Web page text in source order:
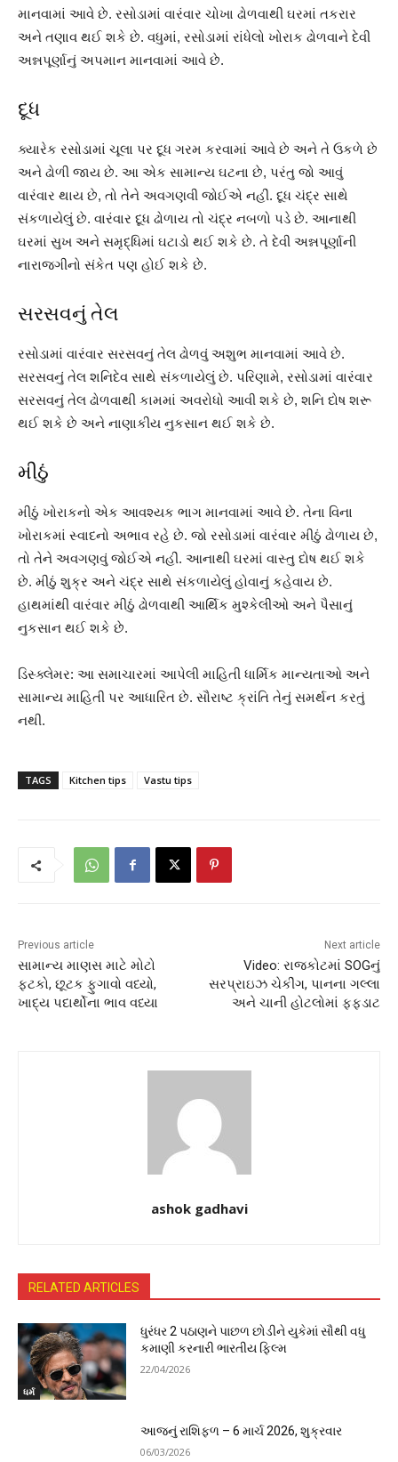
માનવામાં આવે છે. રસોડામાં વારંવાર ચોખા ઢોળવાથી ઘરમાં તકરાર
અને તણાવ થઈ શકે છે. વધુમાં, રસોડામાં રાંધેલો ખોરાક ઢોળવાને દેવી
અન્નપૂર્ણાનું અપમાન માનવામાં આવે છે.
દૂધ
ક્યારેક રસોડામાં ચૂલા પર દૂધ ગરમ કરવામાં આવે છે અને તે ઉકળે છે
અને ઢોળી જાય છે. આ એક સામાન્ય ઘટના છે, પરંતુ જો આવું
વારંવાર થાય છે, તો તેને અવગણવી જોઈએ નહીં. દૂધ ચંદ્ર સાથે
સંકળાયેલું છે. વારંવાર દૂધ ઢોળાય તો ચંદ્ર નબળો પડે છે. આનાથી
ઘરમાં સુખ અને સમૃદ્ધિમાં ઘટાડો થઈ શકે છે. તે દેવી અન્નપૂર્ણાની
નારાજગીનો સંકેત પણ હોઈ શકે છે.
સરસવનું તેલ
રસોડામાં વારંવાર સરસવનું તેલ ઢોળવું અશુભ માનવામાં આવે છે.
સરસવનું તેલ શનિદેવ સાથે સંકળાયેલું છે. પરિણામે, રસોડામાં વારંવાર
સરસવનું તેલ ઢોળવાથી કામમાં અવરોધો આવી શકે છે, શનિ દોષ શરૂ
થઈ શકે છે અને નાણાકીય નુકસાન થઈ શકે છે.
મીઠું
મીઠું ખોરાકનો એક આવશ્યક ભાગ માનવામાં આવે છે. તેના વિના
ખોરાકમાં સ્વાદનો અભાવ રહે છે. જો રસોડામાં વારંવાર મીઠું ઢોળાય છે,
તો તેને અવગણવું જોઈએ નહીં. આનાથી ઘરમાં વાસ્તુ દોષ થઈ શકે
છે. મીઠું શુક્ર અને ચંદ્ર સાથે સંકળાયેલું હોવાનું કહેવાય છે.
હાથમાંથી વારંવાર મીઠું ઢોળવાથી આર્થિક મુશ્કેલીઓ અને પૈસાનું
નુકસાન થઈ શકે છે.
ડિસ્ક્લેમર: આ સમાચારમાં આપેલી માહિતી ધાર્મિક માન્યતાઓ અને
સામાન્ય માહિતી પર આધારિત છે. સૌરાષ્ટ ક્રાંતિ તેનું સમર્થન કરતું
નથી.
TAGS Kitchen tips Vastu tips
Previous article
સામાન્ય માણસ માટે મોટો
ફટકો, છૂટક ફુગાવો વધ્યો,
ખાદ્ય પદાર્થોના ભાવ વધ્યા
Next article
Video: રાજકોટમાં SOGનું
સરપ્રાઇઝ ચેકીંગ, પાનના ગલ્લા
અને ચાની હોટલોમાં ફફડાટ
ashok gadhavi
RELATED ARTICLES
ધર્મ
ધુરંધર 2 પઠાણને પાછળ છોડીને યુકેમાં સૌથી વધુ
કમાણી કરનારી ભારતીય ફિલ્મ
22/04/2026
આજનું રાશિફળ – 6 માર્ચ 2026, શુક્રવાર
06/03/2026